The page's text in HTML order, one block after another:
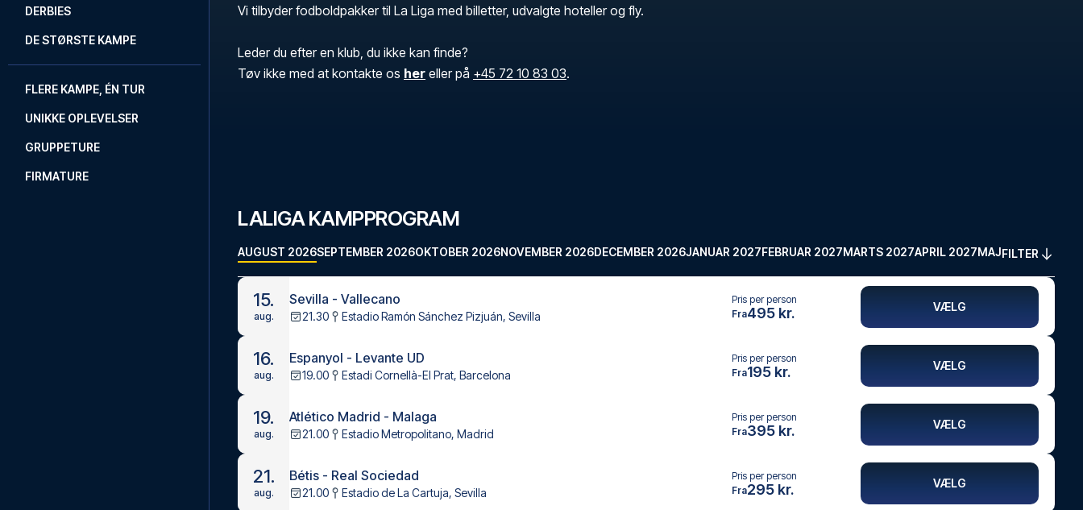
DERBIES
DE STØRSTE KAMPE
FLERE KAMPE, ÉN TUR
UNIKKE OPLEVELSER
GRUPPETURE
FIRMATURE
Vi tilbyder fodboldpakker til La Liga med billetter, udvalgte hoteller og fly.
Leder du efter en klub, du ikke kan finde?
Tøv ikke med at kontakte os her eller på +45 72 10 83 03.
LALIGA KAMPPROGRAM
AUGUST 2026SEPTEMBER 2026OKTOBER 2026NOVEMBER 2026DECEMBER 2026JANUAR 2027FEBRUAR 2027MARTS 2027APRIL 2027MAJ 2027
FILTER
15.
aug.
Sevilla - Vallecano
21.30 Estadio Ramón Sánchez Pizjuán, Sevilla
Pris per person
Fra495 kr. VÆLG
16.
aug.
Espanyol - Levante UD
19.00 Estadi Cornellà-El Prat, Barcelona
Pris per person
Fra195 kr. VÆLG
19.
aug.
Atlético Madrid - Malaga
21.00 Estadio Metropolitano, Madrid
Pris per person
Fra395 kr. VÆLG
21.
aug.
Bétis - Real Sociedad
21.00 Estadio de La Cartuja, Sevilla
Pris per person
Fra295 kr. VÆLG